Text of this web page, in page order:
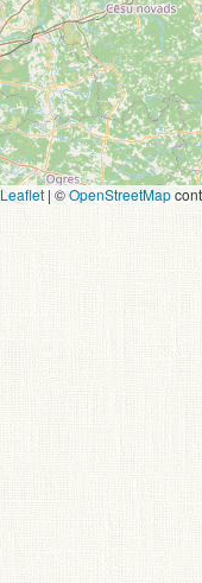
Leaflet|©OpenStreetMap